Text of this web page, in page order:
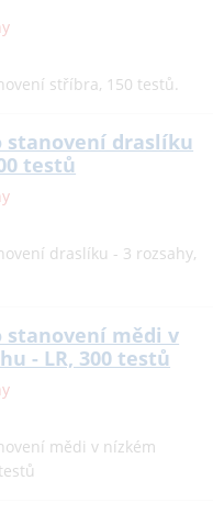
stříbra, 150 testů.
stanovení draslíku
testů
draslíku - 3 rozsahy,
stanovení mědi v
- LR, 300 testů
mědi v nízkém